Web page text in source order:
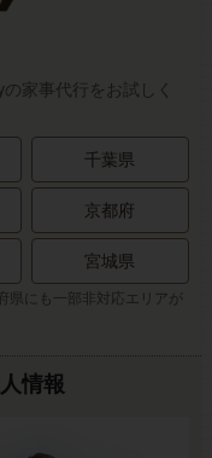
家事代行をお試しく
千葉県
京都府
宮城県
県にも一部非対応エリアが
情報